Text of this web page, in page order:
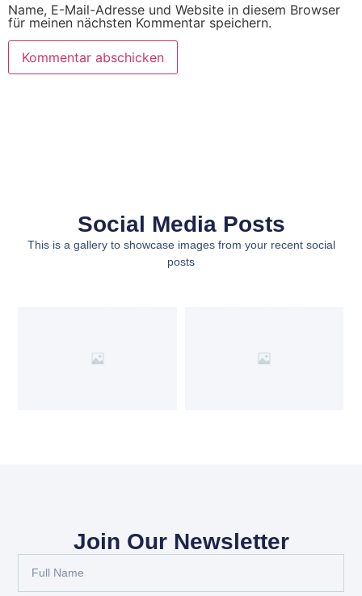
Name, E-Mail-Adresse und Website in diesem Browser
für meinen nächsten Kommentar speichern.
Social Media Posts
This is a gallery to showcase images from your recent social
posts
Join Our Newsletter